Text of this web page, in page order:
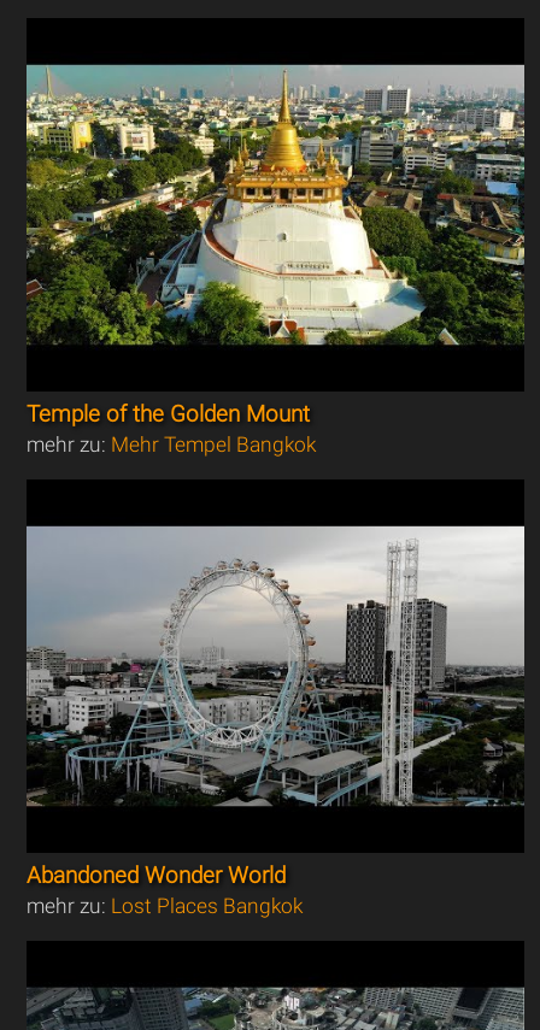
Temple of the Golden Mount
mehr zu: Mehr Tempel Bangkok
Abandoned Wonder World
mehr zu: Lost Places Bangkok